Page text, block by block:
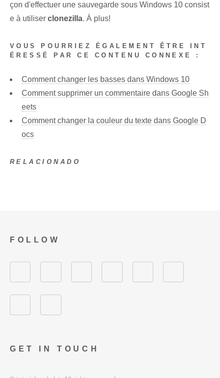
çon d'effectuer une sauvegarde sous Windows 10 consist
e à utiliser clonezilla. À plus!
VOUS POURRIEZ ÉGALEMENT ÊTRE INT
ÉRESSÉ PAR CE CONTENU CONNEXE :
Comment changer les basses dans Windows 10
Comment supprimer un commentaire dans Google Sh
eets
Comment changer la couleur du texte dans Google D
ocs
RELACIONADO
GET IN TOUCH
FOLLOW